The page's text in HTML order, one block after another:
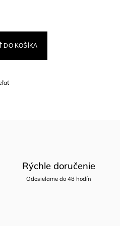
DO KOŠÍKA
Rýchle doručenie
Odosielame do 48 hodín